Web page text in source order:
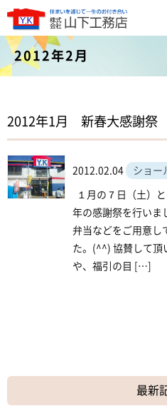
2012年2月
2012年1月 新春大感謝祭
2012.02.04 ショー
１月の７日（土）
年の感謝祭を行いま
弁当などをご用意し
た。(^^) 協賛して頂
や、福引の目 […]
最新